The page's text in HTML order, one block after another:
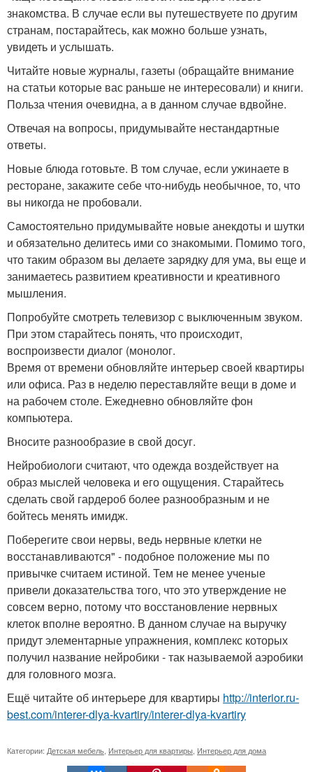
знакомства. В случае если вы путешествуете по другим
странам, постарайтесь, как можно больше узнать,
увидеть и услышать.
Читайте новые журналы, газеты (обращайте внимание
на статьи которые вас раньше не интересовали) и книги.
Польза чтения очевидна, а в данном случае вдвойне.
Отвечая на вопросы, придумывайте нестандартные
ответы.
Новые блюда готовьте. В том случае, если ужинаете в
ресторане, закажите себе что-нибудь необычное, то, что
вы никогда не пробовали.
Самостоятельно придумывайте новые анекдоты и шутки
и обязательно делитесь ими со знакомыми. Помимо того,
что таким образом вы делаете зарядку для ума, вы еще и
занимаетесь развитием креативности и креативного
мышления.
Попробуйте смотреть телевизор с выключенным звуком.
При этом старайтесь понять, что происходит,
воспроизвести диалог (монолог.
Время от времени обновляйте интерьер своей квартиры
или офиса. Раз в неделю переставляйте вещи в доме и
на рабочем столе. Ежедневно обновляйте фон
компьютера.
Вносите разнообразие в свой досуг.
Нейробиологи считают, что одежда воздействует на
образ мыслей человека и его ощущения. Старайтесь
сделать свой гардероб более разнообразным и не
бойтесь менять имидж.
Поберегите свои нервы, ведь нервные клетки не
восстанавливаются" - подобное положение мы по
привычке считаем истиной. Тем не менее ученые
привели доказательства того, что это утверждение не
совсем верно, потому что восстановление нервных
клеток вполне вероятно. В данном случае на выручку
придут элементарные упражнения, комплекс которых
получил название нейробики - так называемой аэробики
для головного мозга.
Ещё читайте об интерьере для квартиры http://interior.ru-
best.com/interer-dlya-kvartiry/interer-dlya-kvartiry
Категории: Детская мебель Интерьер для квартиры Интерьер для дома